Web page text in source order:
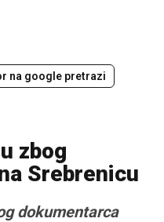
na google pretrazi
zbog
Srebrenicu
dokumentarca